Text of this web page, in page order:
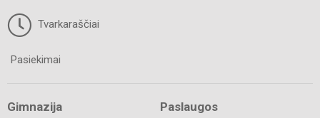
Tvarkaraščiai
Pasiekimai
Gimnazija Paslaugos